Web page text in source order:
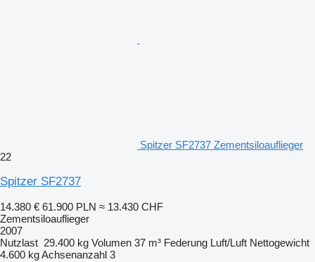
Spitzer SF2737 Zementsiloauflieger
22
Spitzer SF2737
14.380 € 61.900 PLN ≈ 13.430 CHF
Zementsiloauflieger
2007
Nutzlast 29.400 kg Volumen 37 m³ Federung Luft/Luft Nettogewicht
4.600 kgAchsenanzahl 3